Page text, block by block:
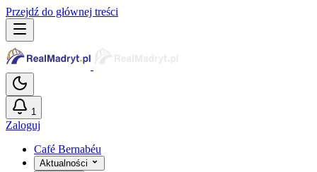
Przejdź do głównej treści
1
Zaloguj
Café Bernabéu
Aktualności